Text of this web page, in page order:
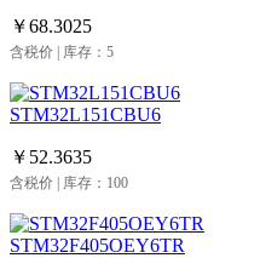
￥68.3025
含税价 | 库存：5
STM32L151CBU6
￥52.3635
含税价 | 库存：100
STM32F405OEY6TR